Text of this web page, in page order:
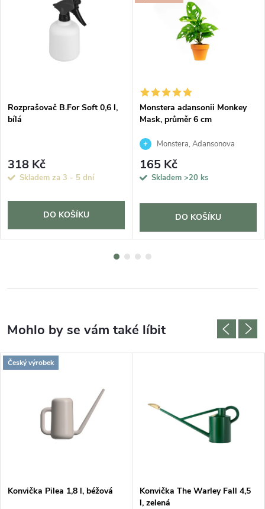
Rozprašovač B.For Soft 0,6 l,
bílá
318 Kč
Skladem za 3 - 5 dní
DO KOŠÍKU
Monstera adansonii Monkey
Mask, průměr 6 cm
Monstera, Adansonova
monstera, Švýcarský sýr
165 Kč
Skladem >20 ks
DO KOŠÍKU
Český výrobek
Konvička Pilea 1,8 l, béžová
Konvička The Warley Fall 4,5
l, zelená